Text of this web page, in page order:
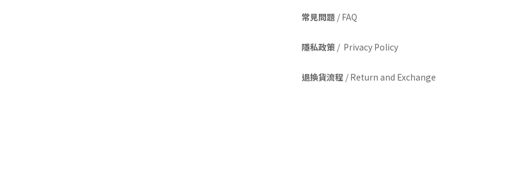
常見問題 / FAQ
隱私政策 / Privacy Policy
退換貨流程 / Return and Exchange